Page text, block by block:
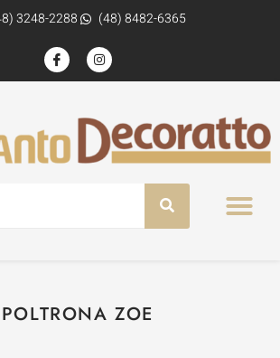
3248-2288 (48) 8482-6365
POLTRONA ZOE